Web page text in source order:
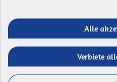
Standardtitel
Open Data
Entre vos
Website mit
Alle
Verbiete